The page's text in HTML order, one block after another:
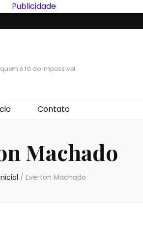
é fã do impossível
Contato
Machado
/ Everton Machado